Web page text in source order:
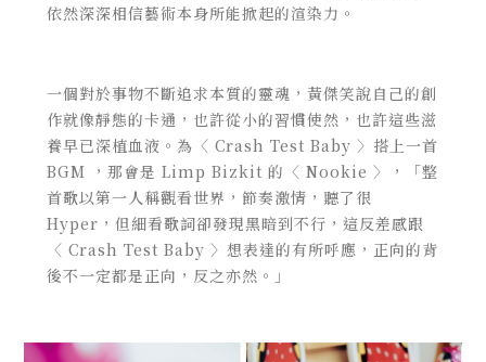
依然深深相信藝術本身所能掀起的渲染力。
一個對於事物不斷追求本質的靈魂，黃傑笑說自己的創
作就像靜態的卡通，也許從小的習慣使然，也許這些滋
養早已深植血液。為〈 Crash Test Baby 〉搭上一首
BGM ，那會是 Limp Bizkit 的〈 Nookie 〉，「整
首歌以第一人稱觀看世界，節奏激情，聽了很
Hyper，但細看歌詞卻發現黑暗到不行，這反差感跟
〈 Crash Test Baby 〉想表達的有所呼應，正向的背
後不一定都是正向，反之亦然。」